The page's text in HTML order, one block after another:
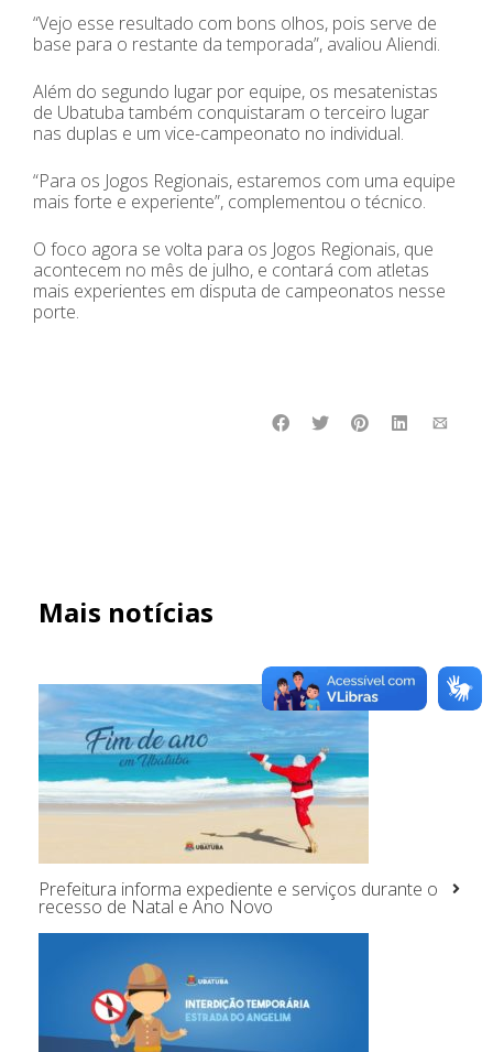
“Vejo esse resultado com bons olhos, pois serve de
base para o restante da temporada”, avaliou Aliendi.
Além do segundo lugar por equipe, os mesatenistas
de Ubatuba também conquistaram o terceiro lugar
nas duplas e um vice-campeonato no individual.
“Para os Jogos Regionais, estaremos com uma equipe
mais forte e experiente”, complementou o técnico.
O foco agora se volta para os Jogos Regionais, que
acontecem no mês de julho, e contará com atletas
mais experientes em disputa de campeonatos nesse
porte.
Mais notícias
Prefeitura informa expediente e serviços durante o
recesso de Natal e Ano Novo